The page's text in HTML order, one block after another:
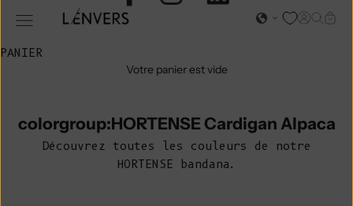
L'ENVERS
Ouvrir le menu de navigation Page
PANIER
Votre panier est vide
colorgroup:HORTENSE Cardigan Alpaca
Découvrez toutes les couleurs de notre
HORTENSE bandana.